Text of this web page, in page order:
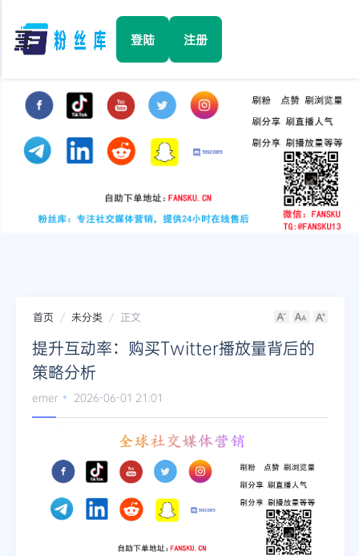
☰ 登陆 注册
Facebook
TikTok
YouTube
Twitter
首页 未分类 正文
提升互动率：购买Twitter播放量背后的
策略分析
emer 2026-06-01 21:01